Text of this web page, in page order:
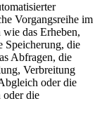
Vorgangsreihe im
das Erheben,
Speicherung, die
Abfragen, die
Verbreitung
oder die
oder die